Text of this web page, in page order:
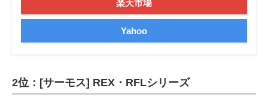
楽天市場
Yahoo
2位：[サーモス] REX・RFLシリーズ